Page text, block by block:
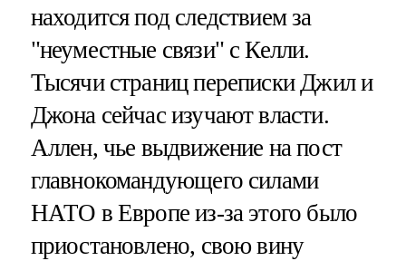
находится под следствием за
"неуместные связи" с Келли.
Тысячи страниц переписки Джил и
Джона сейчас изучают власти.
Аллен, чье выдвижение на пост
главнокомандующего силами
НАТО в Европе из-за этого было
приостановлено, свою вину